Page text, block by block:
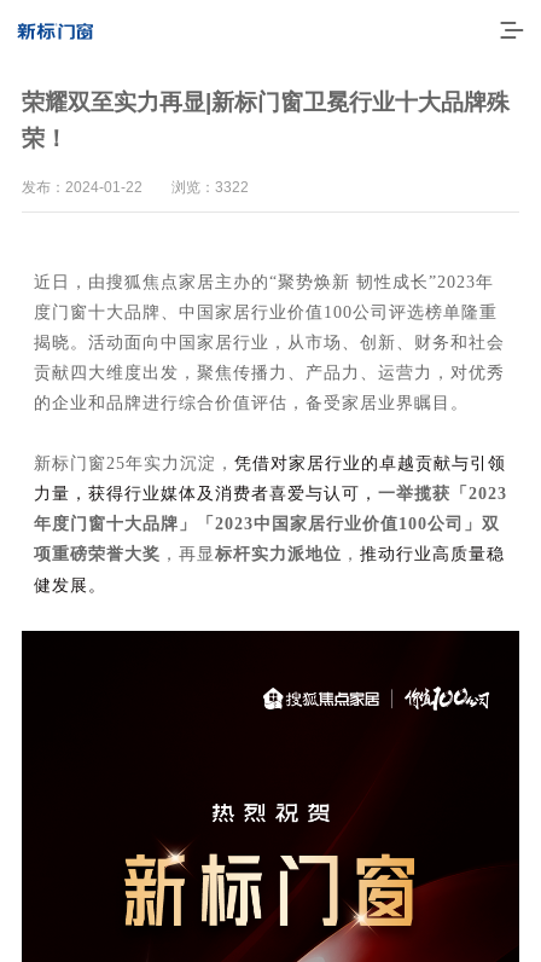
走进新标
一体化产品
门窗实力派
理想生活
荣耀双至实力再显|新标门窗卫冕行业十大品牌殊
荣！
发布：2024-01-22 浏览：3322
近日，由搜狐焦点家居主办的“聚势焕新 韧性成长”2023年
度门窗十大品牌、中国家居行业价值100公司评选榜单隆重
揭晓。活动面向中国家居行业，从市场、创新、财务和社会
贡献四大维度出发，聚焦传播力、产品力、运营力，对优秀
的企业和品牌进行综合价值评估，备受家居业界瞩目。
新标门窗25年实力沉淀， 凭借对家居行业的卓越贡献与引领
力量，获得行业媒体及消费者喜爱与认可， 一举揽获「2023
年度门窗十大品牌」「2023中国家居行业价值100公司」双
项重磅荣誉大奖 ，再显 标杆实力派地位 ， 推动行业高质量稳
健发展。